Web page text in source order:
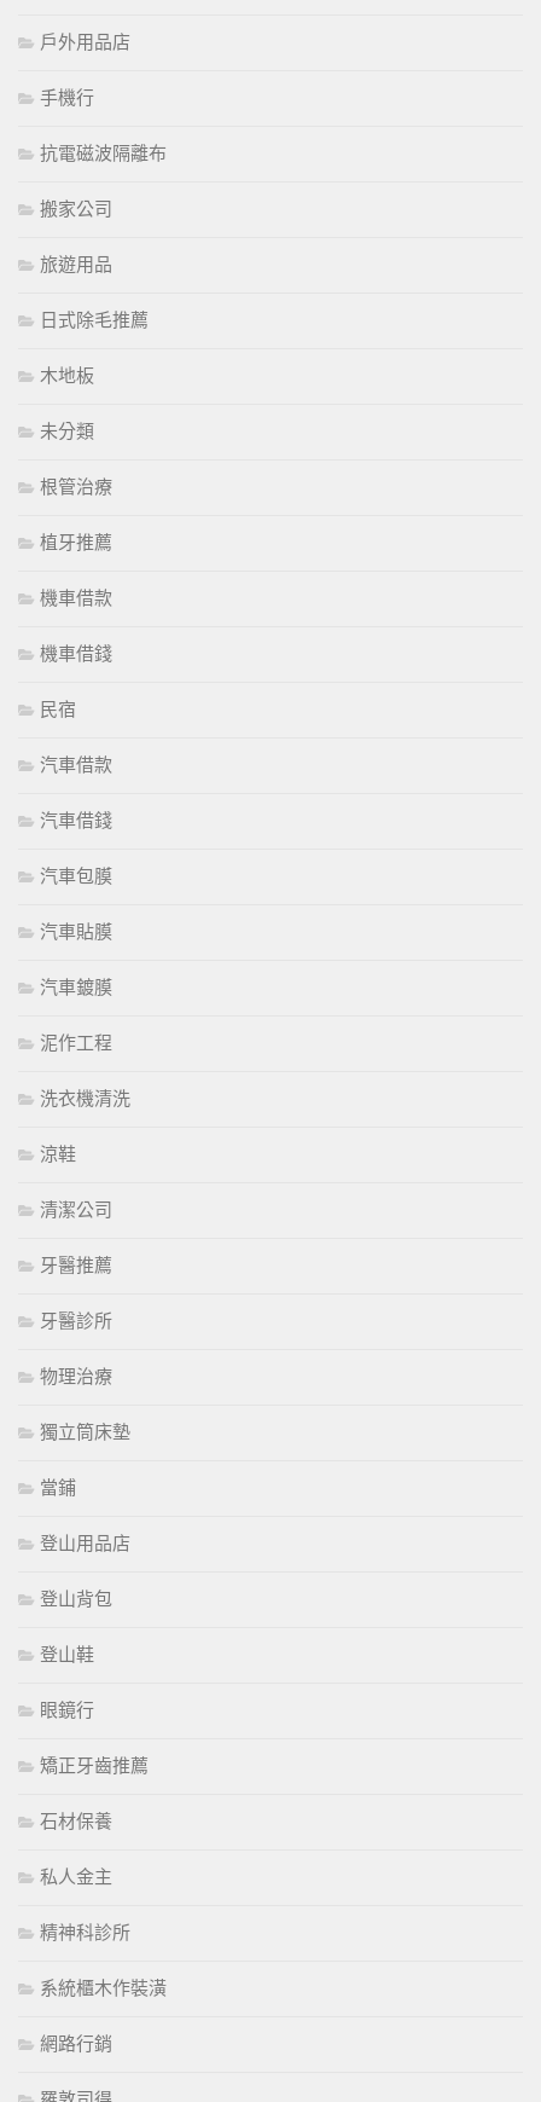
戶外用品店
手機行
抗電磁波隔離布
搬家公司
旅遊用品
日式除毛推薦
木地板
未分類
根管治療
植牙推薦
機車借款
機車借錢
民宿
汽車借款
汽車借錢
汽車包膜
汽車貼膜
汽車鍍膜
泥作工程
洗衣機清洗
涼鞋
清潔公司
牙醫推薦
牙醫診所
物理治療
獨立筒床墊
當鋪
登山用品店
登山背包
登山鞋
眼鏡行
矯正牙齒推薦
石材保養
私人金主
精神科診所
系統櫃木作裝潢
網路行銷